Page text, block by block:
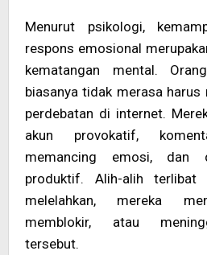
Menurut psikologi,
respons emosional
kematangan mental.
biasanya tidak merasa harus
perdebatan di internet.
akun provokatif,
memancing emosi, dan
produktif. Alih-alih
melelahkan, mereka
memblokir, atau
tersebut.